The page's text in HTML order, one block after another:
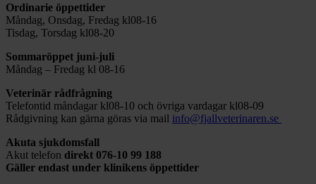
Ordinarie öppettider
Måndag, Onsdag, Fredag kl08-16
Tisdag, Torsdag kl08-20
Sommaröppet juni-juli
Måndag – Fredag kl 08-16
Veterinär rådfrågning
Telefontid måndagar kl08-10 och övriga vardagar kl08-09
Rådgivning kan gärna göras via mail info@fjallveterinaren.se
Akuta sjukdomsfall
Akut telefon direkt 076-10 99 188
Gäller endast under klinikens öppettider